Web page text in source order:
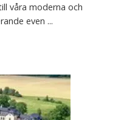
våra moderna och
even ...